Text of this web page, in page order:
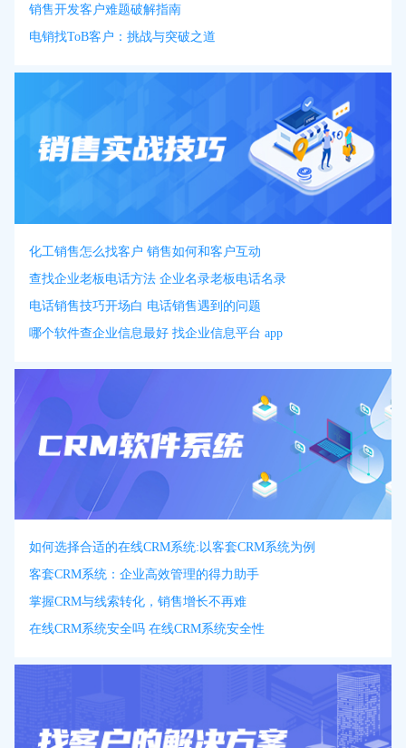
销售开发客户难题破解指南
电销找ToB客户：挑战与突破之道
化工销售怎么找客户 销售如何和客户互动
查找企业老板电话方法 企业名录老板电话名录
电话销售技巧开场白 电话销售遇到的问题
哪个软件查企业信息最好 找企业信息平台 app
如何选择合适的在线CRM系统:以客套CRM系统为例
客套CRM系统：企业高效管理的得力助手
掌握CRM与线索转化，销售增长不再难
在线CRM系统安全吗 在线CRM系统安全性